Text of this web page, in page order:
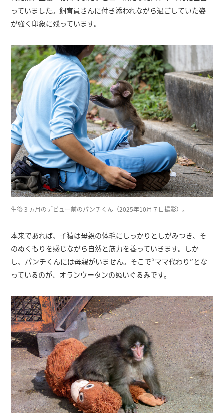
っていました。飼育員さんに付き添われながら過ごしていた姿
が強く印象に残っています。
生後３ヵ月のデビュー前のパンチくん（2025年10月７日撮影）。
本来であれば、子猿は母親の体毛にしっかりとしがみつき、そ
のぬくもりを感じながら自然と筋力を養っていきます。しか
し、パンチくんには母親がいません。そこで“ママ代わり”とな
っているのが、オランウータンのぬいぐるみです。